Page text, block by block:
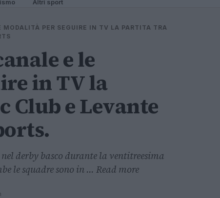
Altri sport
MODALITÀ PER SEGUIRE IN TV LA PARTITA TRA
e le
in TV la
e Levante
derby basco durante la ventitreesima
le squadre sono in ... Read more